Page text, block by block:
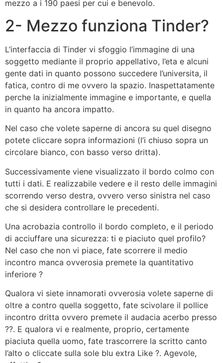
mezzo a i 190 paesi per cui e benevolo.
2- Mezzo funziona Tinder?
L’interfaccia di Tinder vi sfoggio l’immagine di una
soggetto mediante il proprio appellativo, l’eta e alcuni
gente dati in quanto possono succedere l’universita, il
fatica, contro di me ovvero la spazio. Inaspettatamente
perche la inizialmente immagine e importante, e quella
in quanto ha ancora impatto.
Nel caso che volete saperne di ancora su quel disegno
potete cliccare sopra informazioni (l’i chiuso sopra un
circolare bianco, con basso verso dritta).
Successivamente viene visualizzato il bordo colmo con
tutti i dati. E realizzabile vedere e il resto delle immagini
scorrendo verso destra, ovvero verso sinistra nel caso
che si desidera controllare le precedenti.
Una acrobazia controllo il bordo completo, e il periodo
di acciuffare una sicurezza: ti e piaciuto quel profilo?
Nel caso che non vi piace, fate scorrere il medio
incontro manca ovverosia premete la quantitativo
inferiore ?
Qualora vi siete innamorati ovverosia volete saperne di
oltre a contro quella soggetto, fate scivolare il pollice
incontro dritta ovvero premete il audacia acerbo presso
??. E qualora vi e realmente, proprio, certamente
piaciuta quella uomo, fate trascorrere la scritto canto
l’alto o cliccate sulla sole blu extra Like ?. Agevole,